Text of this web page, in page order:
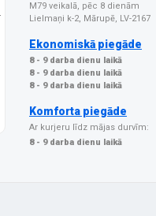
M79 veikalā, pēc 8 dienām
Lielmaņi k-2, Mārupē, LV-2167
Ekonomiskā piegāde
8 - 9 darba dienu laikā
8 - 9 darba dienu laikā
8 - 9 darba dienu laikā
Komforta piegāde
Ar kurjeru līdz mājas durvīm:
8 - 9 darba dienu laikā